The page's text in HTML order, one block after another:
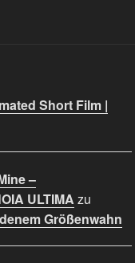
Short Film |
–
ULTIMA zu
Größenwahn